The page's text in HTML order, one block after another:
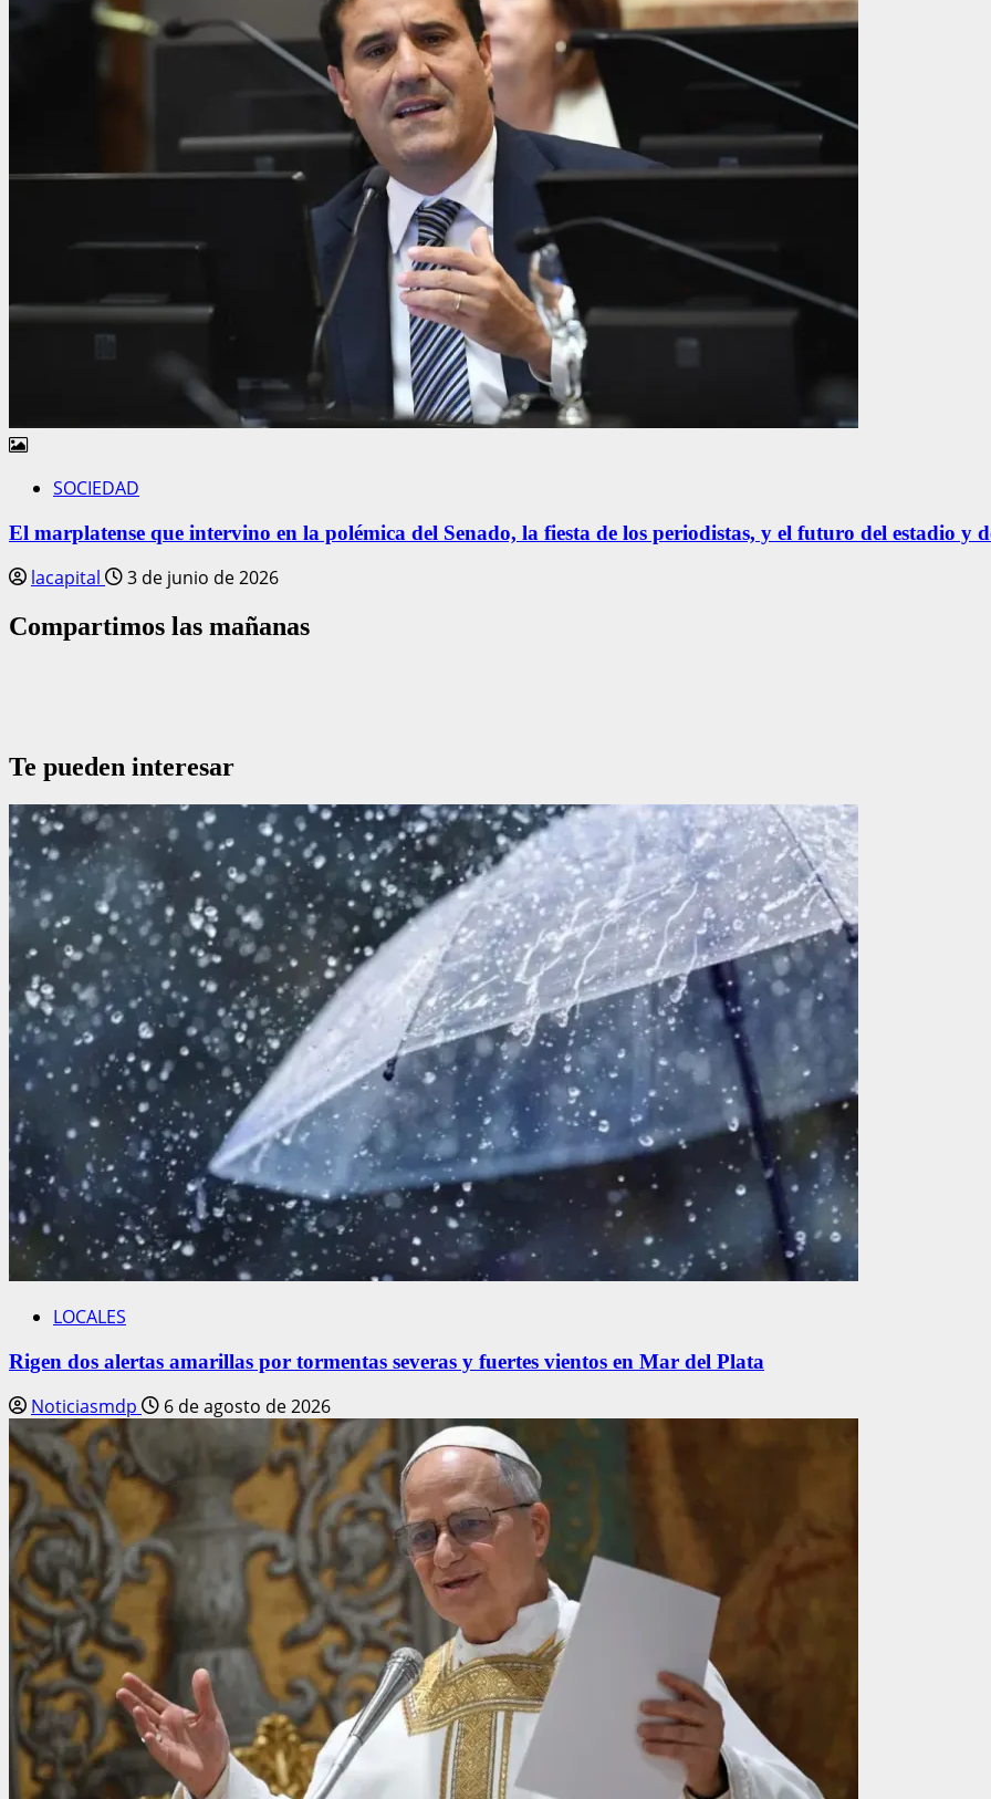
SOCIEDAD
El marplatense que intervino en la polémica del Senado, la fiesta de los periodistas, y el futuro del estadio y
lacapital 3 de junio de 2026
Compartimos las mañanas
Te pueden interesar
LOCALES
Rigen dos alertas amarillas por tormentas severas y fuertes vientos en Mar del Plata
Noticiasmdp 6 de agosto de 2026